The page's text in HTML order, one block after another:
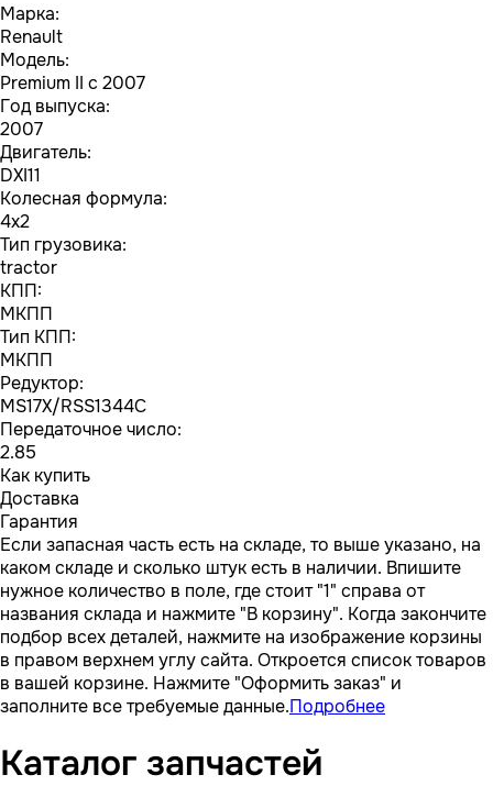
Марка:
Renault
Модель:
Premium II с 2007
Год выпуска:
2007
Двигатель:
DXI11
Колесная формула:
4x2
Тип грузовика:
tractor
КПП:
МКПП
Тип КПП:
МКПП
Редуктор:
MS17X/RSS1344C
Передаточное число:
2.85
Как купить
Доставка
Гарантия
Если запасная часть есть на складе, то выше указано, на
каком складе и сколько штук есть в наличии. Впишите
нужное количество в поле, где стоит "1" справа от
названия склада и нажмите "В корзину". Когда закончите
подбор всех деталей, нажмите на изображение корзины
в правом верхнем углу сайта. Откроется список товаров
в вашей корзине. Нажмите "Оформить заказ" и
заполните все требуемые данные.Подробнее
Каталог запчастей